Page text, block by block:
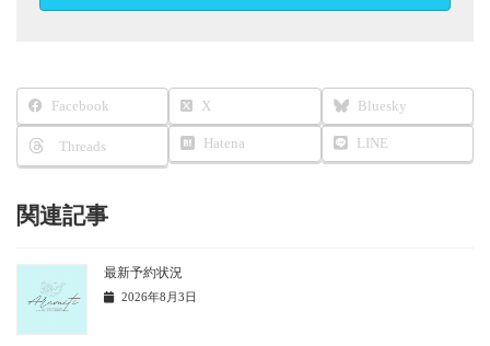
Facebook X Bluesky
Threads Hatena LINE
関連記事
最新予約状況
2026年8月3日